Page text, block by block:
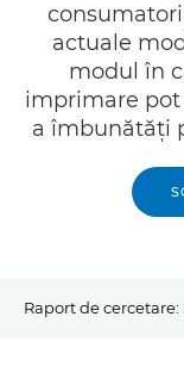
actuale
modul în
imprimare
a îmbunătăţi
Raport de